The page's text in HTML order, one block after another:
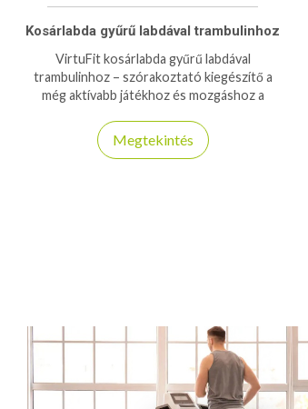
Kosárlabda gyűrű labdával trambulinhoz
VirtuFit kosárlabda gyűrű labdával
trambulinhoz – szórakoztató kiegészítő a
még aktívabb játékhoz és mozgáshoz a
Megtekintés